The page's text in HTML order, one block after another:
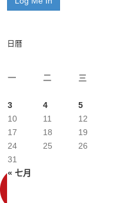
日曆
一
二 三
« 七月
3
4 5
10
11 12
17
18 19
24
25 26
31